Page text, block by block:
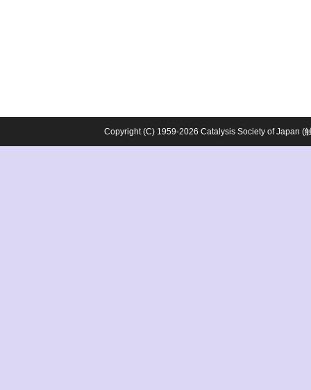
Copyright (C) 1959-2026 Catalysis Society of Japan (